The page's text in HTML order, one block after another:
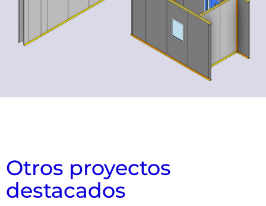
Otros proyectos
destacados